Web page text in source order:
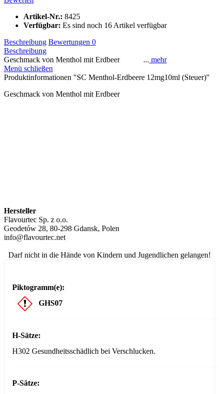
Artikel-Nr.: 8425
Verfügbar: Es sind noch 16 Artikel verfügbar
Beschreibung Bewertungen 0
Beschreibung
Geschmack von Menthol mit Erdbeer ... mehr
Menü schließen
Produktinformationen "SC Menthol-Erdbeere 12mg10ml (Steuer)"
Geschmack von Menthol mit Erdbeer
Hersteller
Flavourtec Sp. z o.o.
Geodetów 28, 80-298 Gdansk, Polen
info@flavourtec.net
Darf nicht in die Hände von Kindern und Jugendlichen gelangen!
Piktogramm(e):
GHS07
H-Sätze:
H302 Gesundheitsschädlich bei Verschlucken.
P-Sätze: